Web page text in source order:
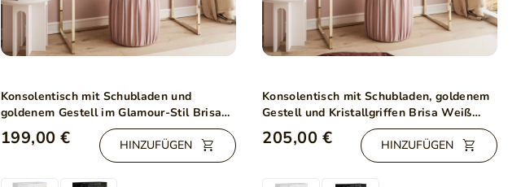
Konsolentisch mit Schubladen und
goldenem Gestell im Glamour-Stil Brisa
Weiß Hochglanz
199,00 € HINZUFÜGEN
Konsolentisch mit Schubladen, goldenem
Gestell und Kristallgriffen Brisa Weiß
Hochglanz
205,00 € HINZUFÜGEN